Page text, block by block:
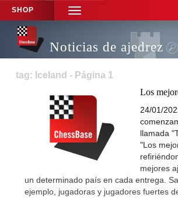
SHOP
TOGGLE
NAVIGATION
Noticias de ajedrez
tag: Iceland - Página 1
Los
24/01/
llamada
"Los
mejores
un determinado país en cada entrega.
ejemplo, jugadoras y jugadores fuertes